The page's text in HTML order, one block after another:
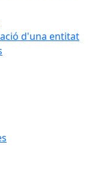
d'una entitat